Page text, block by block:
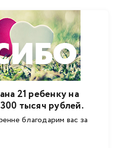
21 ребенку на
тысяч рублей.
благодарим вас за